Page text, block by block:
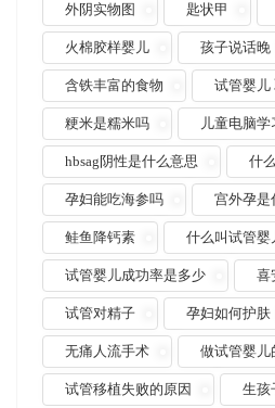
外阴实物图 匙状甲
火棉胶样婴儿 孩子说话晚
含铁丰富的食物 试管婴儿
粳米是糯米吗 儿童电脑学
hbsag阴性是什么意思 什
孕妇能吃海参吗 宫外孕是
鲑鱼降钙素 什么叫试管婴
试管婴儿成功率是多少 喜
试管对精子 孕妇如何护肤
无痛人流手术 做试管婴儿
试管移植失败的原因 生孩